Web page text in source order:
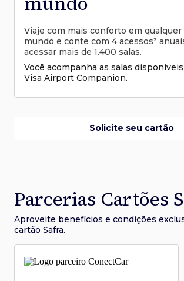
Viaje com mais conforto em qualquer
mundo e conte com 4 acessos²
acessar mais de 1.400 salas.
Você acompanha as salas
Visa Airport Companion.
Solicite seu cartão
Parcerias Cartões
Aproveite benefícios e condições
cartão Safra.